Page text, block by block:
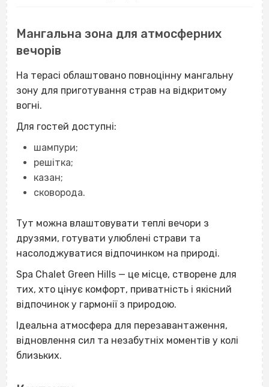
Мангальна зона для атмосферних
вечорів
На терасі облаштовано повноцінну мангальну
зону для приготування страв на відкритому
вогні.
Для гостей доступні:
шампури;
решітка;
казан;
сковорода.
Тут можна влаштовувати теплі вечори з
друзями, готувати улюблені страви та
насолоджуватися відпочинком на природі.
Spa Chalet Green Hills — це місце, створене для
тих, хто цінує комфорт, приватність і якісний
відпочинок у гармонії з природою.
Ідеальна атмосфера для перезавантаження,
відновлення сил та незабутніх моментів у колі
близьких.